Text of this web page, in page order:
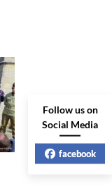
Follow us on
Social Media
facebook